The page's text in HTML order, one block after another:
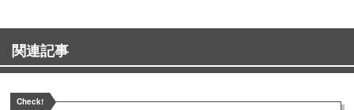
関連記事
Check!